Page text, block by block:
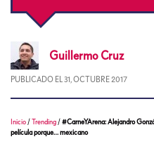
Guillermo Cruz
PUBLICADO EL 31, OCTUBRE 2017
Inicio /Trending /#CarneYArena: Alejandro
película porque… mexicano